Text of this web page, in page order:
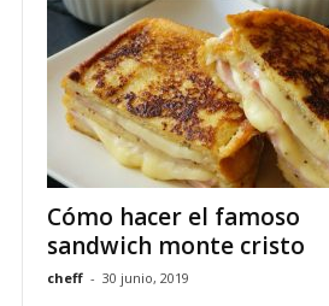
Cómo hacer el famoso
sandwich monte cristo
cheff - 30 junio, 2019